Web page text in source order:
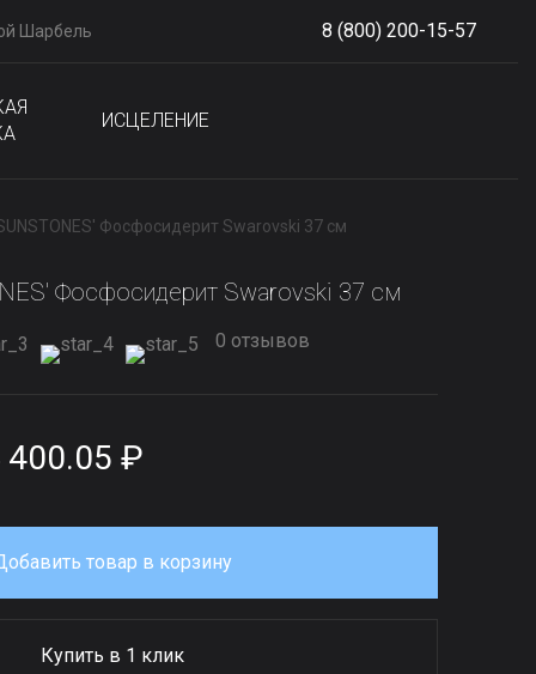
Шарбель 8 (800) 200-15-57
ИСЦЕЛЕНИЕ
Фосфосидерит Swarovski 37 см
Фосфосидерит Swarovski 37 см
0 отзывов
400.05 ₽
товар в корзину
Купить в 1 клик